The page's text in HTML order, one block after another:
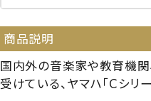
商品説明
国内外の音楽家や教育機
受けている、ヤマハ「Cシリー